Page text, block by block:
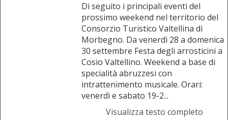
Di seguito i principali eventi del
prossimo weekend nel territorio del
Consorzio Turistico Valtellina di
Morbegno. Da venerdì 28 a domenica
30 settembre Festa degli arrosticini a
Cosio Valtellino. Weekend a base di
specialità abruzzesi con
intrattenimento musicale. Orari:
venerdì e sabato 19-2...
Visualizza testo completo